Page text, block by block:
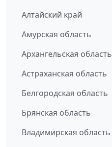
Алтайский край
Амурская область
Архангельская область
Астраханская область
Белгородская область
Брянская область
Владимирская область